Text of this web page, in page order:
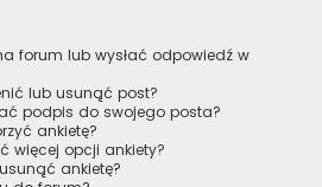
forum lub wysłać odpowiedź w
lub usunąć post?
podpis do swojego posta?
ankietę?
więcej opcji ankiety?
ankietę?